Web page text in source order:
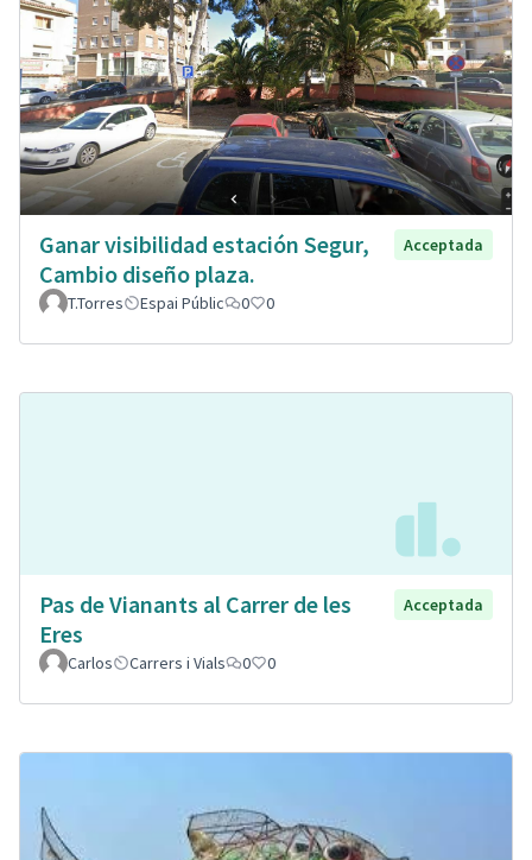
Ganar visibilidad estación Segur,
Cambio diseño plaza.
Acceptada
T.Torres Espai Públic 0 0
Pas de Vianants al Carrer de les
Eres
Acceptada
Carlos Carrers i Vials 0 0